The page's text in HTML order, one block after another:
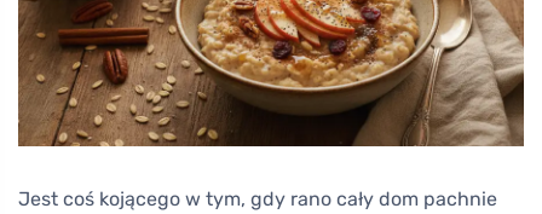
Jest coś kojącego w tym, gdy rano cały dom pachnie